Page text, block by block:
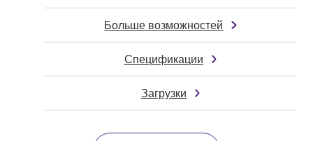
Больше возможностей
Спецификации
Загрузки